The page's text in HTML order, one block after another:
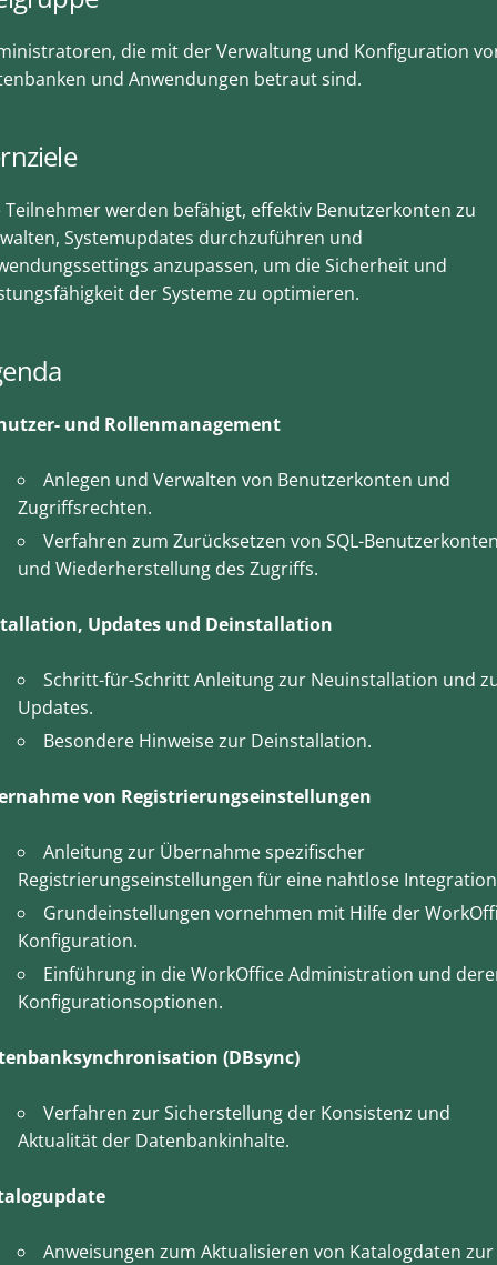
die mit der Verwaltung und Konfiguration
und Anwendungen betraut sind.
Teilnehmer werden befähigt, effektiv Benutzerkonten zu
Systemupdates durchzuführen und
anzupassen, um die Sicherheit und
der Systeme zu optimieren.
und Rollenmanagement
Anlegen und Verwalten von Benutzerkonten und
Zugriffsrechten.
Verfahren zum Zurücksetzen von SQL-
und Wiederherstellung des Zugriffs.
Updates und Deinstallation
Schritt-für-Schritt Anleitung zur Neuinstallation und
Updates.
Besondere Hinweise zur Deinstallation.
von Registrierungseinstellungen
Anleitung zur Übernahme spezifischer
Registrierungseinstellungen für eine nahtlose
Grundeinstellungen vornehmen mit Hilfe der
Konfiguration.
Einführung in die WorkOffice Administration und
Konfigurationsoptionen.
(DBsync)
Verfahren zur Sicherstellung der Konsistenz und
Aktualität der Datenbankinhalte.
Anweisungen zum Aktualisieren von Katalogdaten zur